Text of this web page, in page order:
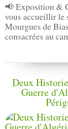
📢 Exposition &
vous accueillir le
Mourgues de
consacrées au
Deux
Guerre